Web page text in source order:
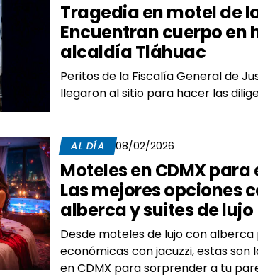
Tragedia en motel de
Encuentran cuerpo en
alcaldía Tláhuac
Peritos de la Fiscalía General de
llegaron al sitio para hacer las
AL DÍA 08/02/2026
Moteles en CDMX para
Las mejores opciones
alberca y suites de lujo
Desde moteles de lujo con
económicas con jacuzzi, estas
en CDMX para sorprender a tu